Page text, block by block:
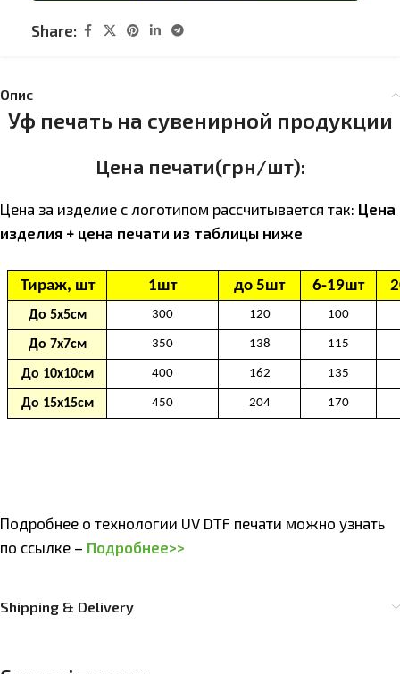
Share:
Опис
Уф печать на сувенирной продукции
Цена печати(грн/шт):
Цена за изделие с логотипом расcчитывается так: Цена
изделия + цена печати из таблицы ниже
Подробнее о технологии UV DTF печати можно узнать
по ссылке – Подробнее>>
Shipping & Delivery